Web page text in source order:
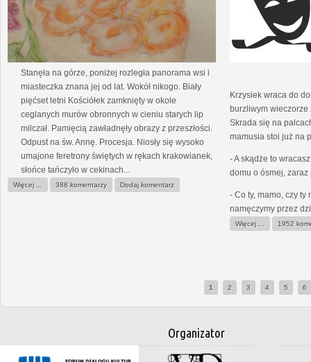
Stanęła na górze, poniżej rozległa panorama wsi i
miasteczka znana jej od lat. Wokół nikogo. Biały
pięćset letni Kościółek zamknięty w okole
ceglanych murów obronnych w cieniu starych lip
milczał. Pamięcią zawładnęły obrazy z przeszłości.
Odpust na św. Annę. Procesja. Niosły się wysoko
umajone feretrony świętych w rękach krakowianek,
słońce tańczyło w cekinach...
Więcej ... 388 komentarzy Dodaj komentarz
Krzysiek wraca do
burzliwym
Skrada się na
mamusia stoi już na
- A skądże to
domu o ósmej, zaraz
- Co ty, mamo, czy ty
namęczymy przez
Więcej ... 1952
1 2 3 4 5 6
Organizator